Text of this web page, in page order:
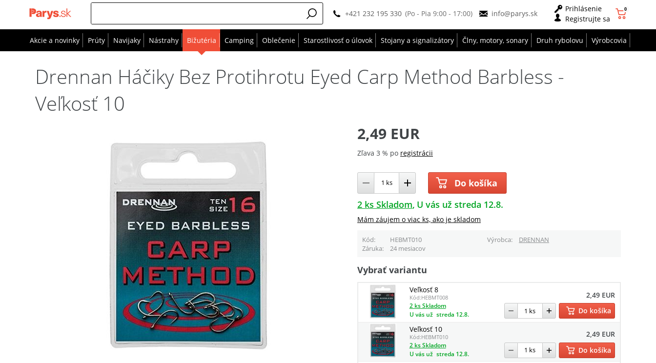
+421 232 195 330 (Po - Pia 9:00 - 17:00) info@parys.sk
Prihlásenie
Registrujte sa
0
Akcie a novinky Prúty Navijaky Nástrahy Bižutéria Camping Oblečenie Starostlivosť o úlovok Stojany a signalizátory Člny, motory, sonary Druh rybolovu Výrobcovia
Drennan Háčiky Bez Protihrotu Eyed Carp Method Barbless -
Veľkosť 10
2,49 EUR
Zľava 3 % po registrácii
Do košíka
2 ks Skladom U vás už streda 12.8.
Mám záujem o viac ks, ako je skladom
Kód HEBMT010 Výrobca
DRENNAN
Záruka
24 mesiacov
Vybrať variantu
Veľkosť 8
Kód:HEBMT008 2,49 EUR
2 ks Skladom
U vás už streda 12.8.
Do košíka
Veľkosť 10
Kód:HEBMT010 2,49 EUR
2 ks Skladom
U vás už streda 12.8.
Do košíka